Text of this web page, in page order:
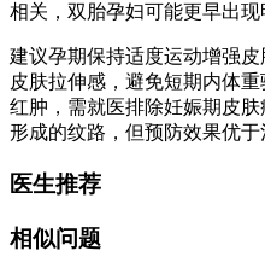
相关，双胎孕妇可能更早出现
建议孕期保持适度运动增强
皮肤拉伸感，避免短期内体
红肿，需就医排除妊娠期皮
形成的纹路，但预防效果优于
医生推荐
相似问题